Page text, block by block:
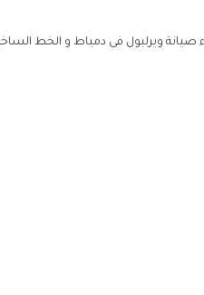
ويرلبول فى دمياط و الخط